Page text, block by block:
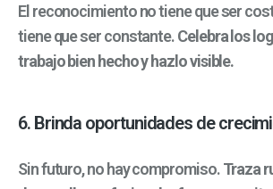
El reconocimiento no tiene que ser
tiene que ser constante.Celebra los
trabajo bien hecho y hazlo visible.
6. Brinda oportunidades de
Sin futuro, no hay compromiso.Traza